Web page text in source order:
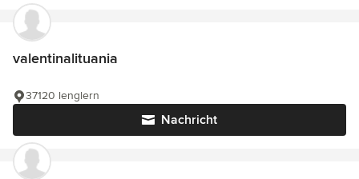
valentinalituania
Nachricht
37120 lenglern